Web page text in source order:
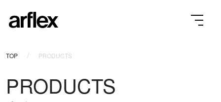
TOP PRODUCTS
PRODUCTS